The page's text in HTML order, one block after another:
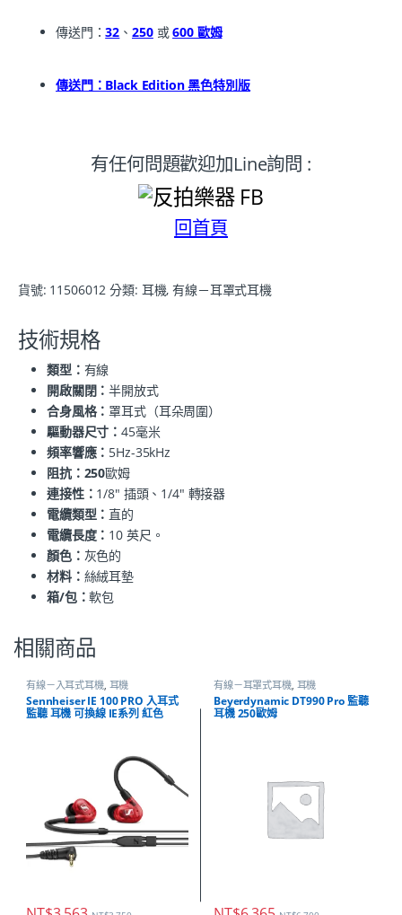
傳送門：32 、250或600歐姆
傳送門：Black Edition 黑色特別版
有任何問題歡迎加Line詢問 :
回首頁
貨號: 11506012 分類: 耳機,有線－耳罩式耳機
技術規格
類型： 有線
開啟關閉：半開放式
合身風格： 罩耳式（耳朵周圍）
驅動器尺寸：45毫米
頻率響應： 5Hz-35kHz
阻抗：250歐姆
連接性： 1/8" 插頭、1/4" 轉接器
電纜類型： 直的
電纜長度： 10 英尺。
顏色： 灰色的
材料： 絲絨耳墊
箱/包：軟包
相關商品
有線－入耳式耳機, 耳機
Sennheiser IE 100 PRO 入耳式
監聽 耳機 可換線 IE系列 紅色
有線－耳罩式耳機, 耳機
Beyerdynamic DT990 Pro 監聽
耳機 250歐姆